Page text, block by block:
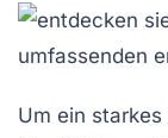
Um ein starkes